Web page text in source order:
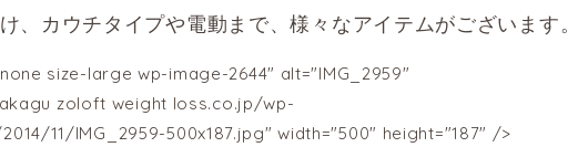
、カウチタイプや電動まで、様々なアイテムがございます。
size-large wp-image-2644" alt="IMG_2959"
zoloft weight loss.co.jp/wp-
11/IMG_2959-500x187.jpg" width="500" height="187" />